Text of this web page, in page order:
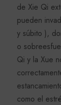
de Xie Qi
pueden
y súbito ),
o
Qi y la Xue
como el